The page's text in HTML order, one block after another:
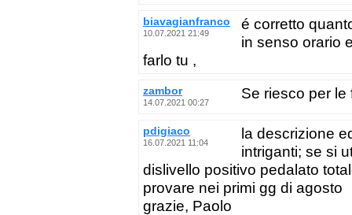
biavagianfranco
10.07.2021 21:49
é corretto
in senso orario
farlo tu ,
zambor
14.07.2021 00:27
Se riesco per le
pdigiaco
16.07.2021 11:04
la descrizione
intriganti; se si
dislivello positivo pedalato
provare nei primi gg di agosto
grazie, Paolo